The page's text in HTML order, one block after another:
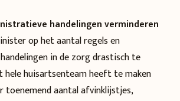
handelingen verminderen
op het aantal regels en
in de zorg drastisch te
hele huisartsenteam heeft te maken
toenemend aantal afvinklijstjes,